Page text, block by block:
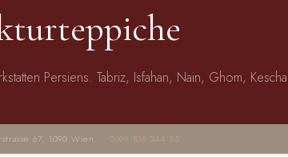
Persiens. Tabriz, Isfahan, Nain, Ghom,
67, 1090 Wien · 0699 106 344 55